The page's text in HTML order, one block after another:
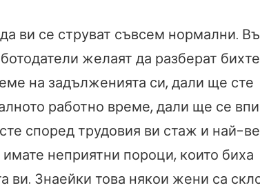
ви се струват съвсем нормални.
желаят да разберат
на задълженията си, дали ще сте
работно време, дали ще се
според трудовия ви стаж и най-
неприятни пороци, които биха
ви. Знаейки това някои жени са